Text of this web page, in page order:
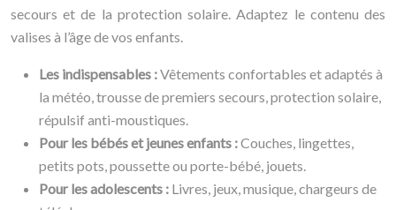
secours et de la protection solaire. Adaptez le contenu des
valises à l’âge de vos enfants.
Les indispensables :Vêtements confortables et adaptés à
la météo, trousse de premiers secours, protection solaire,
répulsif anti-moustiques.
Pour les bébés et jeunes enfants :Couches, lingettes,
petits pots, poussette ou porte-bébé, jouets.
Pour les adolescents : Livres, jeux, musique, chargeurs de